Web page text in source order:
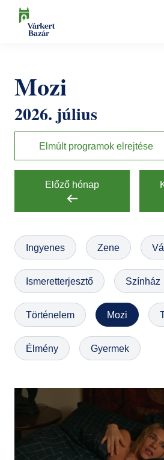
Ugrás
Kulturális események
Kiállítások
Múzeumpedagógia
Látogatóknak
Aktualitások
Rólunk
Helyszínek
Ajándékbolt
Házirend
GYIK
Kapcsolat
Elérhetőség
Megközelítés
Nyitvatartás
Helyszínbérlés
Jegyvásárlás
Online jegyek
Ajándékutalvány
Mozi
2026. július
Elmúlt programok elrejtése
Előző hónap
Ingyenes Zene
Ismeretterjesztő Színház
Történelem Mozi
Élmény Gyermek